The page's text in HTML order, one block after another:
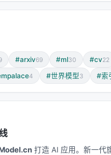
#arxiv69 #ml30 #cv22
4 #世界模型3 #索
打造 AI 应用。新一代